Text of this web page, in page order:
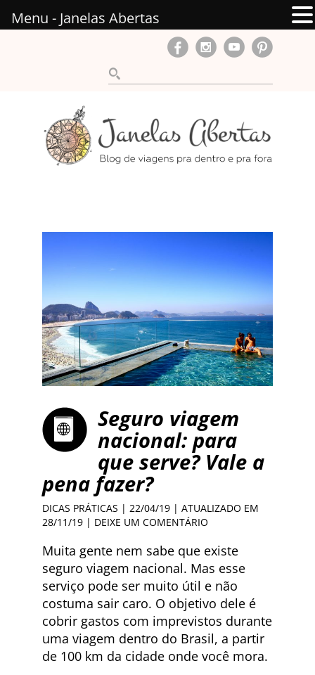
Seguro viagem
nacional: para
que serve? Vale a
pena fazer?
DICAS PRÁTICAS | 22/04/19 | ATUALIZADO EM
28/11/19 | DEIXE UM COMENTÁRIO
Muita gente nem sabe que existe
seguro viagem nacional. Mas esse
serviço pode ser muito útil e não
costuma sair caro. O objetivo dele é
cobrir gastos com imprevistos durante
uma viagem dentro do Brasil, a partir
de 100 km da cidade onde você mora.
Menu - Janelas Abertas